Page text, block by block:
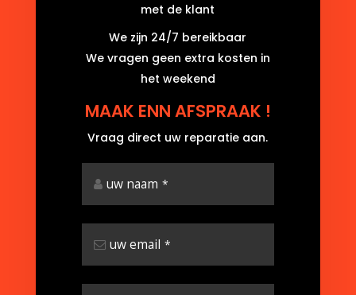
met de klant
We zijn 24/7 bereikbaar
We vragen geen extra kosten in
het weekend
MAAK ENN AFSPRAAK !
Vraag direct uw reparatie aan.
uw naam *
uw email *